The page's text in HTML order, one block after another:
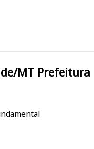
Vila Bela da